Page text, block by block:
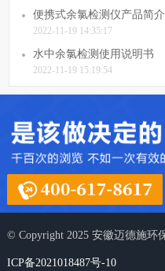
便携式余氯检测仪产品简介
2022-11-19 14:35:17
水中余氯检测使用说明书
2022-11-19 15:19:54
© Copyright 2025 安徽迈德施环
ICP备2021018487号-10